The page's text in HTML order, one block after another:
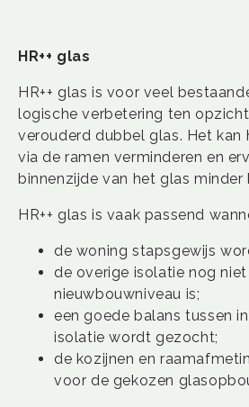
HR++ glas
HR++ glas is voor veel
logische verbetering ten
verouderd dubbel glas. Het kan
via de ramen verminderen en
binnenzijde van het glas minder
HR++ glas is vaak passend
de woning stapsgewijs
de overige isolatie nog
nieuwbouwniveau is;
een goede balans tussen
isolatie wordt gezocht;
de kozijnen en
voor de gekozen